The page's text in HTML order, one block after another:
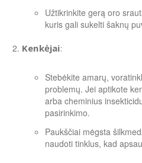
Užtikrinkite gerą oro
kuris gali sukelti šaknų
Kenkėjai:
Stebėkite amarų,
problemų. Jei aptikote
arba cheminius
pasirinkimo.
Paukščiai mėgsta
naudoti tinklus, kad